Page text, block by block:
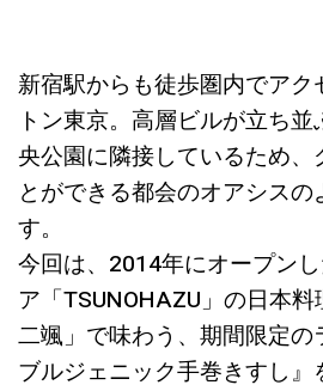
新宿駅からも徒歩圏内でア
トン東京。高層ビルが立ち
央公園に隣接しているため、
とができる都会のオアシスの
す。
今回は、2014年にオープン
ア「TSUNOHAZU」の日本
二颯」で味わう、期間限定
ブルジェニック手巻きすし』